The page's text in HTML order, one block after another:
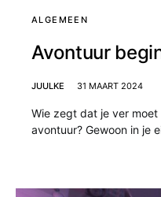
ALGEMEEN
Avontuur
JUULKE 31 MAART 2024
Wie zegt dat je ver
avontuur? Gewoon in je